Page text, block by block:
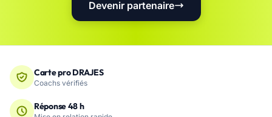
Devenir partenaire
Carte pro DRAJES
Coachs vérifiés
Réponse 48 h